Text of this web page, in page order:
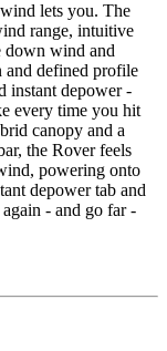
lets you. The
range, intuitive
down wind and
and defined profile
instant depower -
every time you hit
canopy and a
the Rover feels
powering onto
depower tab and
- and go far -